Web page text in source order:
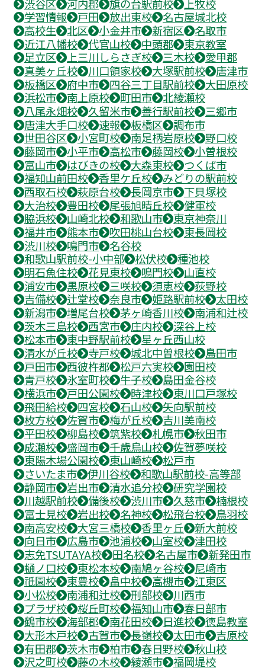
渋谷区
河内郡 旗の台駅前校
上牧校
学習情報
戸田 放出東校
名古屋城北校
高校生
北区 小金井市 新宿区
名取市
近江八幡校
代官山校 中頭郡
東京教室
足立区
上三川しらさぎ校 三木校
愛甲郡
真美ヶ丘校
川口領家校 大塚駅前校
唐津市
板橋区
府中市 四谷三丁目駅前校
大田原校
浜松市
南上原校 町田市
北綾瀬校
八尾永畑校
久留米市 善行駅前校
三郷市
唐津大手口校
速報 板橋区
調布市
世田谷区
小宮町校 南足柄岩原校
野口校
藤岡市
小平市 高松市 藤岡校
小曽根校
富山市
はびきの校 大森東校
つくば市
福知山前田校
香里ケ丘校
みどりの駅前校
西取石校
萩原台校 長岡京市
下貝塚校
大治校
豊田校 尾張旭晴丘校
健軍校
脇浜校
山崎北校 和歌山市
東京神奈川
福井市
熊本市 吹田桃山台校
東長岡校
渋川校
鳴門市
名谷校
和歌山駅前校-小中部
松伏校
種池校
明石魚住校
花見東校 鳴門校
山直校
浦安市
黒原校 三咲校 須恵校
荻野校
吉備校
辻堂校 奈良市 姫路駅前校
太田校
新潟市
増尾台校 茅ヶ崎香川校
南浦和辻校
茨木三島校
西宮市 庄内校
深谷上校
松本市
東中野駅前校
星ヶ丘西山校
清水が丘校
寺戸校 城北中曽根校
島田市
戸田市
西彼杵郡 松戸六実校
園田校
青戸校
氷室町校 牛子校
島田金谷校
横浜市
戸田公園校 時津校
東川口戸塚校
飛田給校
四宮校 石山校
矢向駅前校
枚方校
佐賀市 梅が丘校
吉川美南校
平田校
柳島校 筑紫校 札幌市
秋田市
成瀬校
盛岡市 千歳烏山校
佐賀夢咲校
東陽木場公園校
東山崎校
松戸市
さいたま市
伊川谷校
和歌山駅前校-高等部
静岡市
岩出市 清水追分校
研究学園校
川越駅前校
備後校 渋川市 久慈市
楠根校
富士見校
岩出校 名神校 松飛台校
鳥羽校
南高安校
大宮三橋校 香里ヶ丘
新大前校
向日市
広島市 池浦校 山室校
津田校
志免TSUTAYA校
田名校 名古屋市
新発田市
樋ノ口校
東松本校 南鳩ヶ谷校
尼崎市
祇園校
東豊校 畠中校 高槻市
江東区
小松校
南浦和辻校 刑部校
川西市
プラザ校
桜丘町校 福知山市
春日部市
鶴市校
海部郡 南花田校 日進校
徳島教室
大形木戸校
古賀市 長嶺校 太田市
吉原校
有田郡
茨木市 柏市 春日野校
秋山校
沢之町校
藤の木校 綾瀬市
福岡堤校